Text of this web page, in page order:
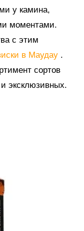
у камина,
моментами.
с этим
в Маудау .
сортов
эксклюзивных.